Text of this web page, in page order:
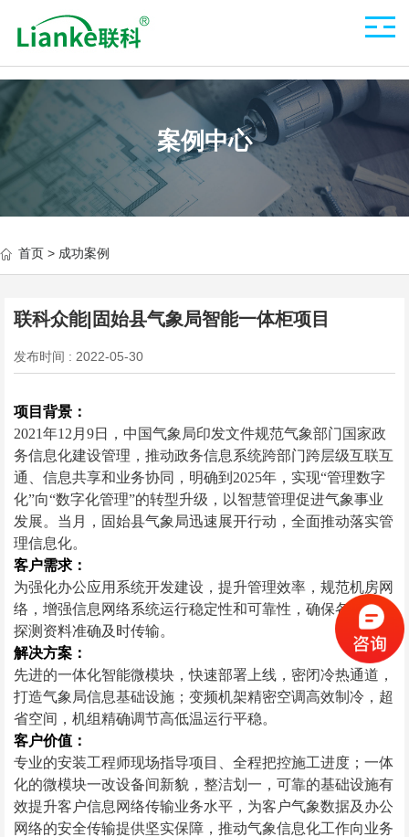
案例中心
首页 > 成功案例
联科众能|固始县气象局智能一体柜项目
发布时间 : 2022-05-30
项目背景：
2021年12月9日，中国气象局印发文件规范气象部门国家政
务信息化建设管理，推动政务信息系统跨部门跨层级互联互
通、信息共享和业务协同，明确到2025年，实现“管理数字
化”向“数字化管理”的转型升级，以智慧管理促进气象事业
发展。当月，固始县气象局迅速展开行动，全面推动落实管
理信息化。
客户需求：
为强化办公应用系统开发建设，提升管理效率，规范机房网
络，增强信息网络系统运行稳定性和可靠性，确保各类气象
探测资料准确及时传输。
解决方案：
先进的一体化智能微模块 ，快速部署上线，密闭冷热通道，
打造气象局信息基础设施；变频机架精密空调高效制冷，超
省空间，机组精确调节高低温运行平稳。
客户价值：
专业的安装工程师现场指导项目、全程把控施工进度；一体
化的微模块一改设备间新貌，整洁划一，可靠的基础设施有
效提升客户信息网络传输业务水平，为客户气象数据及办公
网络的安全传输提供坚实保障， 推动气象信息化工作向业务